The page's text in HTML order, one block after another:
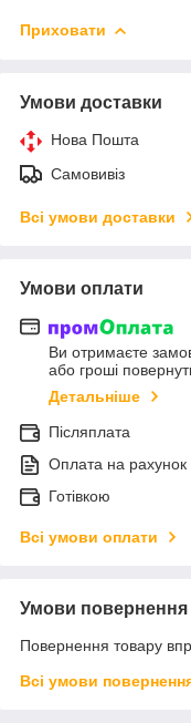
Приховати
Умови доставки
Нова Пошта
Самовивіз
Всі умови доставки
Умови оплати
Ви отримаєте
або гроші
Детальніше
Післяплата
Оплата на рахунок
Готівкою
Всі умови оплати
Умови повернення
Повернення товару
Всі умови